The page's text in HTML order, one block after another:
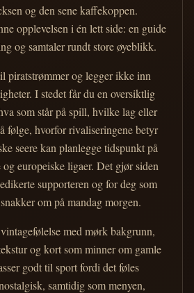
og den sene kaffekoppen.
opplevelsen i én lett side: en guide
og samtaler rundt store øyeblikk.
piratstrømmer og legger ikke inn
I stedet får du en oversiktlig
som står på spill, hvilke lag eller
følge, hvorfor rivaliseringene betyr
seere kan planlegge tidspunkt på
og europeiske ligaer. Det gjør siden
supporteren og for deg som
om på mandag morgen.
med mørk bakgrunn,
og kort som minner om gamle
godt til sport fordi det føles
samtidig som menyen,